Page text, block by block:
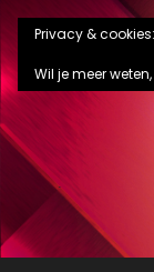
Ga
naar
de
inhoud
Privacy &
Wil je meer